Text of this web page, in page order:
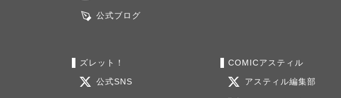
公式ブログ
ズレット！
公式SNS
COMICアスティル
アスティル編集部